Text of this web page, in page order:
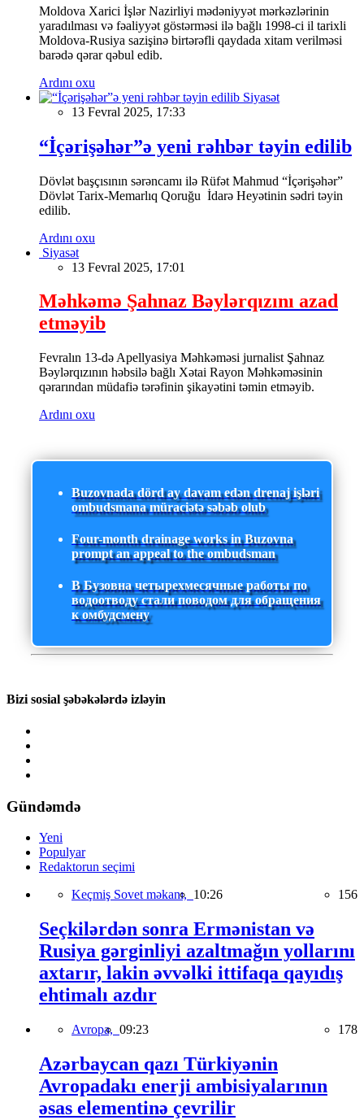
Moldova Xarici İşlər Nazirliyi mədəniyyət mərkəzlərinin
yaradılması və fəaliyyət göstərməsi ilə bağlı 1998-ci il tarixli
Moldova-Rusiya sazişinə birtərəfli qaydada xitam verilməsi
barədə qərar qəbul edib.
Ardını oxu
Siyasət
13 Fevral 2025, 17:33
“İçərişəhər”ə yeni rəhbər təyin edilib
Dövlət başçısının sərəncamı ilə Rüfət Mahmud “İçərişəhər”
Dövlət Tarix-Memarlıq Qoruğu İdarə Heyətinin sədri təyin
edilib.
Ardını oxu
Siyasət
13 Fevral 2025, 17:01
Məhkəmə Şahnaz Bəylərqızını azad
etməyib
Fevralın 13-də Apellyasiya Məhkəməsi jurnalist Şahnaz
Bəylərqızının həbsilə bağlı Xətai Rayon Məhkəməsinin
qərarından müdafiə tərəfinin şikayətini təmin etməyib.
Ardını oxu
Buzovnada dörd ay davam edən drenaj işləri
ombudsmana müraciətə səbəb olub
Four-month drainage works in Buzovna
prompt an appeal to the ombudsman
В Бузовна четырехмесячные работы по
водоотводу стали поводом для обращения
к омбудсмену
Bizi sosial şəbəkələrdə izləyin
Gündəmdə
Yeni
Populyar
Redaktorun seçimi
Keçmiş Sovet məkanı, 10:26 156
Seçkilərdən sonra Ermənistan və
Rusiya gərginliyi azaltmağın yollarını
axtarır, lakin əvvəlki ittifaqa qayıdış
ehtimalı azdır
Avropa, 09:23 178
Azərbaycan qazı Türkiyənin
Avropadakı enerji ambisiyalarının
əsas elementinə çevrilir